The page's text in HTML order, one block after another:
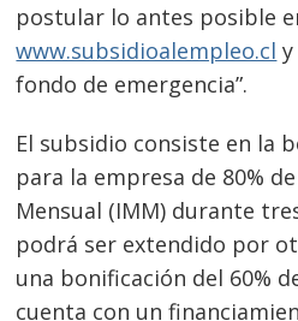
postular lo antes posible
www.subsidioalempleo.cl
fondo de emergencia”.
El subsidio consiste en la
para la empresa de 80%
Mensual (IMM) durante
podrá ser extendido por
una bonificación del 60%
cuenta con un